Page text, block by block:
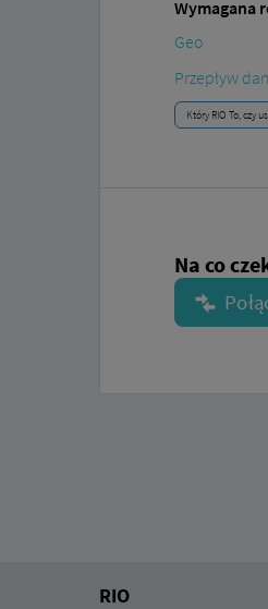
Wymagana
Geo
Przepływ
Który RIO To, czy
Na co
RIO